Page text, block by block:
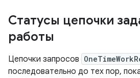
Статусы цепочки
работы
Цепочки запросов
последовательно до тех пор,